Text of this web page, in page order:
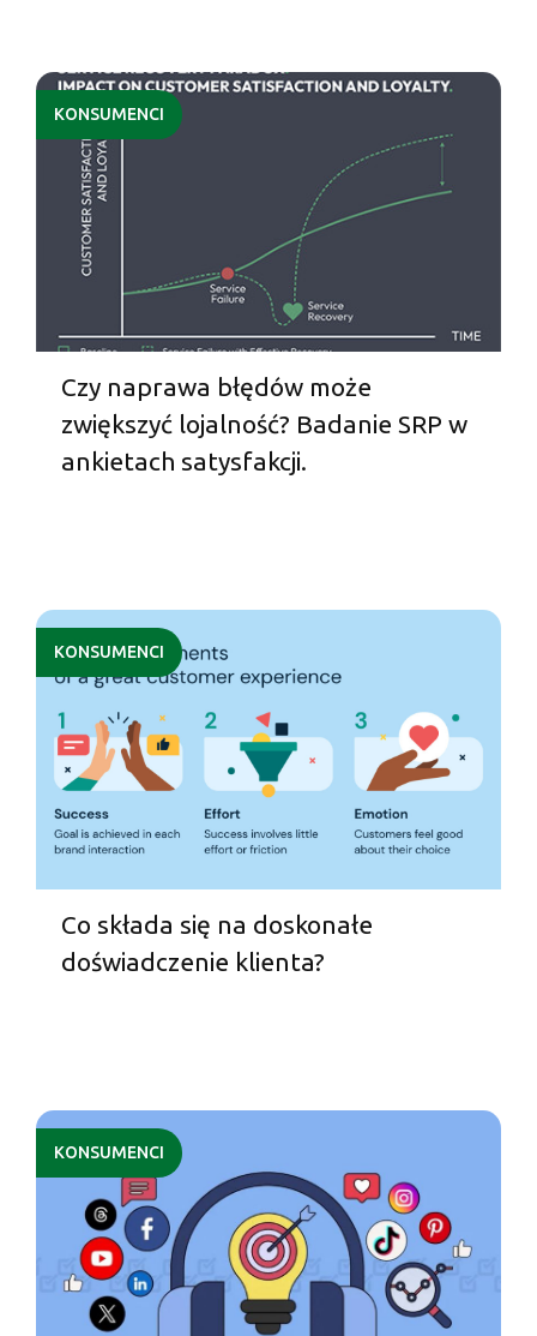
KONSUMENCI
Czy naprawa błędów może
zwiększyć lojalność? Badanie SRP w
ankietach satysfakcji.
KONSUMENCI
Co składa się na doskonałe
doświadczenie klienta?
KONSUMENCI